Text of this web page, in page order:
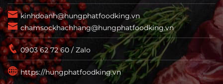
kinhdoanh@hungphatfoodking.vn
chamsockhachhang@hungphatfoodking.vn
0903 62 72 60 / Zalo
https://hungphatfoodking.vn